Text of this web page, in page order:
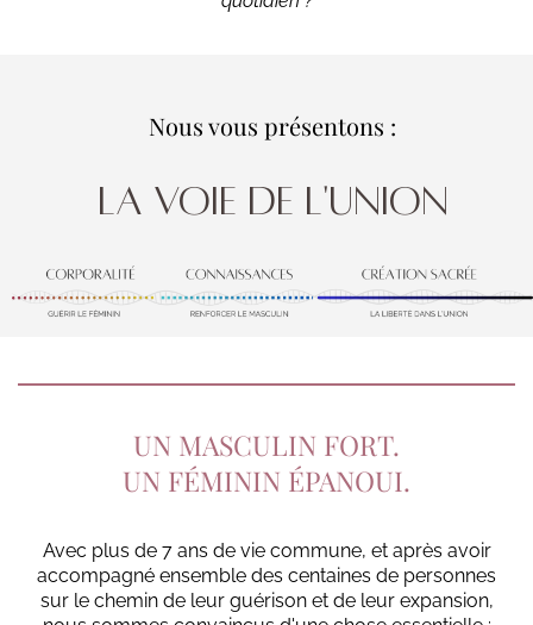
Nous vous présentons :
LA VOIE DE L'UNION
UN MASCULIN FORT.
UN FÉMININ ÉPANOUI.
Avec plus de 7 ans de vie commune, et après avoir
accompagné ensemble des centaines de personnes
sur le chemin de leur guérison et de leur expansion,